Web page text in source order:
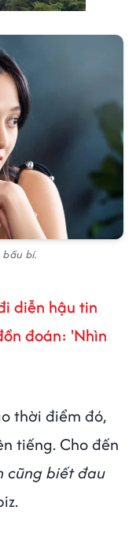
bí.
diễn hậu tin
đoán: 'Nhìn
thời điểm đó,
tiếng. Cho đến
cũng biết đau